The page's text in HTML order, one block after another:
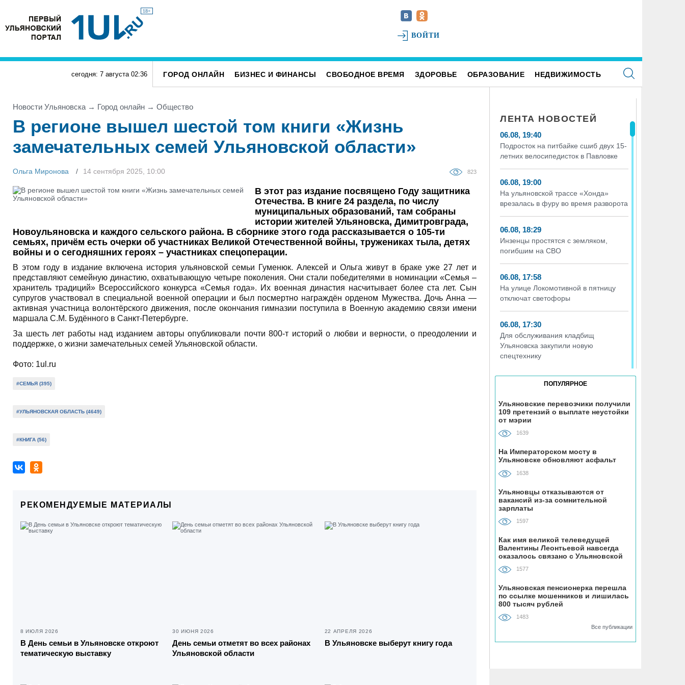
18+
ВОЙТИ
сегодня: 7 августа 02:36 ГОРОД ОНЛАЙН БИЗНЕС И ФИНАНСЫ СВОБОДНОЕ ВРЕМЯ ЗДОРОВЬЕ ОБРАЗОВАНИЕ НЕДВИЖИМОСТЬ
Новости Ульяновска → Город онлайн → Общество
В регионе вышел шестой том книги «Жизнь
замечательных семей Ульяновской области»
Ольга Миронова 14 сентября 2025, 10:00 823
В этот раз издание посвящено Году защитника
Отечества. В книге 24 раздела, по числу
муниципальных образований, там собраны
истории жителей Ульяновска, Димитровграда,
Новоульяновска и каждого сельского района. В сборнике этого года рассказывается о 105-ти
семьях, причём есть очерки об участниках Великой Отечественной войны, тружениках тыла, детях
войны и о сегодняшних героях – участниках спецоперации.
В этом году в издание включена история ульяновской семьи Гуменюк. Алексей и Ольга живут в браке уже 27 лет и
представляют семейную династию, охватывающую четыре поколения. Они стали победителями в номинации «Семья –
хранитель традиций» Всероссийского конкурса «Семья года». Их военная династия насчитывает более ста лет. Сын
супругов участвовал в специальной военной операции и был посмертно награждён орденом Мужества. Дочь Анна —
активная участница волонтёрского движения, после окончания гимназии поступила в Военную академию связи имени
маршала С.М. Будённого в Санкт-Петербурге.
За шесть лет работы над изданием авторы опубликовали почти 800-т историй о любви и верности, о преодолении и
поддержке, о жизни замечательных семей Ульяновской области.
Фото: 1ul.ru
#СЕМЬЯ (395)
#УЛЬЯНОВСКАЯ ОБЛАСТЬ (4649)
#КНИГА (56)
РЕКОМЕНДУЕМЫЕ МАТЕРИАЛЫ
8 ИЮЛЯ 2026
В День семьи в Ульяновске откроют
тематическую выставку
30 ИЮНЯ 2026
День семьи отметят во всех районах
Ульяновской области
22 АПРЕЛЯ 2026
В Ульяновске выберут книгу года
ЛЕНТА НОВОСТЕЙ
06.08, 19:40
Подросток на питбайке сшиб двух 15-
летних велосипедисток в Павловке
06.08, 19:00
На ульяновской трассе «Хонда»
врезалась в фуру во время разворота
06.08, 18:29
Инзенцы простятся с земляком,
погибшим на СВО
06.08, 17:58
На улице Локомотивной в пятницу
отключат светофоры
06.08, 17:30
Для обслуживания кладбищ
Ульяновска закупили новую
спецтехнику
смена категорий кешбэка создает
волны спроса
06.08, 17:00
В ульяновской школе №7
устанавливают «умные» тренажёры с
QR-кодами
06.08, 16:22
В Ульяновске на месяц перекрыли
участок улицы Ефремова
06.08, 15:59
На здании травмпункта в Ульяновске
появилась мемориальная доска в
честь Рылеева
06.08, 15:29
Прокурор Теребунов нашёл
нарушения в ульяновской колонии
ПОПУЛЯРНОЕ
Ульяновские перевозчики получили
109 претензий о выплате неустойки
от мэрии
1639
На Императорском мосту в
Ульяновске обновляют асфальт
1638
Ульяновцы отказываются от
вакансий из-за сомнительной
зарплаты
1597
Как имя великой телеведущей
Валентины Леонтьевой навсегда
оказалось связано с Ульяновской
областью
1577
Ульяновская пенсионерка перешла
по ссылке мошенников и лишилась
800 тысяч рублей
1483
Все публикации